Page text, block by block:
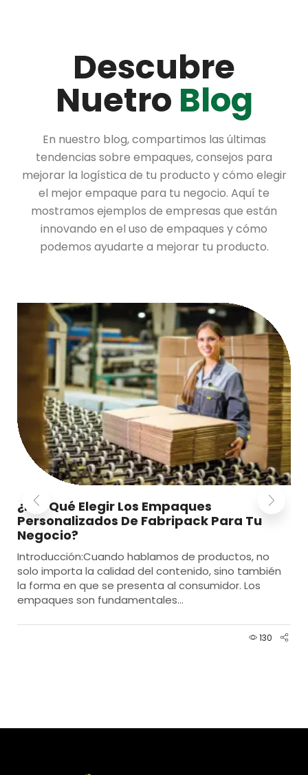
Descubre
Nuetro Blog
En nuestro blog, compartimos las últimas
tendencias sobre empaques, consejos para
mejorar la logística de tu producto y cómo elegir
el mejor empaque para tu negocio. Aquí te
mostramos ejemplos de empresas que están
innovando en el uso de empaques y cómo
podemos ayudarte a mejorar tu producto.
¿Por Qué Elegir Los Empaques
Personalizados De Fabripack Para Tu
Negocio?
Introducción:Cuando hablamos de productos, no
solo importa la calidad del contenido, sino también
la forma en que se presenta al consumidor. Los
empaques son fundamentales...
130